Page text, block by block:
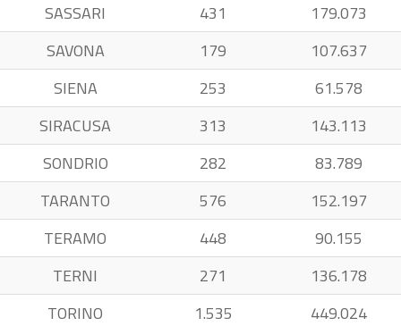
SASSARI
431
179.073
SAVONA
179
107.637
SIENA
253
61.578
SIRACUSA
313
143.113
SONDRIO
282
83.789
TARANTO
576
152.197
TERAMO
448
90.155
TERNI
271
136.178
TORINO
1.535
449.024